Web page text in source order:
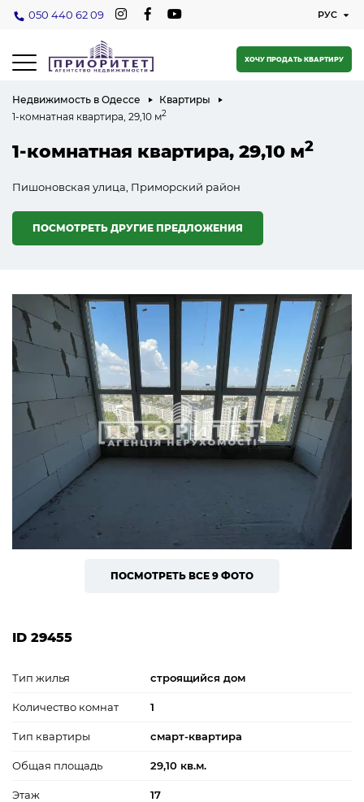
050 440 62 09
ХОЧУ ПРОДАТЬ КВАРТИРУ
Недвижимость в Одессе
Квартиры
1-комнатная квартира, 29,10 м2
1-комнатная квартира, 29,10 м2
Пишоновская улица, Приморский район
ПОСМОТРЕТЬ ДРУГИЕ ПРЕДЛОЖЕНИЯ
ПОСМОТРЕТЬ ВСЕ 9 ФОТО
ID 29455
Тип жилья строящийся дом
Количество комнат 1
Тип квартиры смарт-квартира
Общая площадь 29,10 кв.м.
Этаж 17